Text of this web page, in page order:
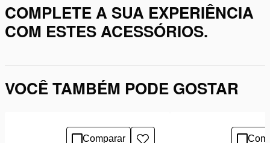
COMPLETE A SUA EXPERIÊNCIA
COM ESTES ACESSÓRIOS.
VOCÊ TAMBÉM PODE GOSTAR
Comparar